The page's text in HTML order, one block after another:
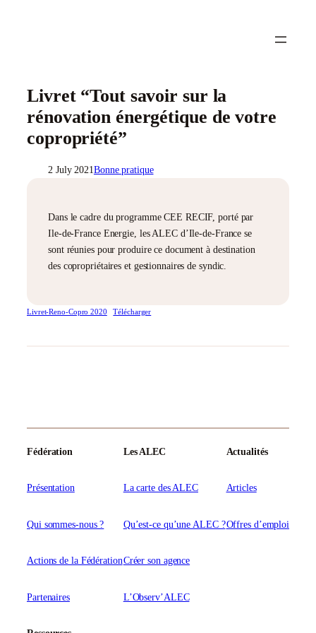
Livret “Tout savoir sur la
rénovation énergétique de votre
copropriété”
2 July 2021Bonne pratique
Dans le cadre du programme CEE RECIF, porté par
Ile-de-France Energie, les ALEC d’Ile-de-France se
sont réunies pour produire ce document à destination
des copropriétaires et gestionnaires de syndic.
Livret-Reno-Copro 2020 Télécharger
Fédération
Présentation
Qui sommes-nous ?
Actions de la Fédération
Partenaires
Les ALEC
La carte des ALEC
Qu’est-ce qu’une ALEC ?
Créer son agence
L’Observ’ALEC
Actualités
Articles
Offres d’emploi